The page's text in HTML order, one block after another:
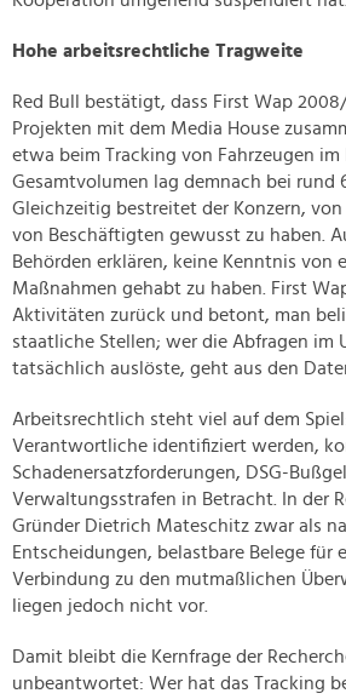
Hohe arbeitsrechtliche Tragweite
Red Bull bestätigt, dass First Wap
Projekten mit dem Media House
etwa beim Tracking von Fahrzeugen
Gesamtvolumen lag demnach bei rund
Gleichzeitig bestreitet der Konzern,
von Beschäftigten gewusst zu haben.
Behörden erklären, keine Kenntnis von
Maßnahmen gehabt zu haben. First
Aktivitäten zurück und betont, man
staatliche Stellen; wer die Abfragen im
tatsächlich auslöste, geht aus den
Arbeitsrechtlich steht viel auf dem
Verantwortliche identifiziert werden,
Schadenersatzforderungen, DSG-
Verwaltungsstrafen in Betracht. In der
Gründer Dietrich Mateschitz zwar als
Entscheidungen, belastbare Belege für
Verbindung zu den mutmaßlichen
liegen jedoch nicht vor.
Damit bleibt die Kernfrage der
unbeantwortet: Wer hat das Tracking